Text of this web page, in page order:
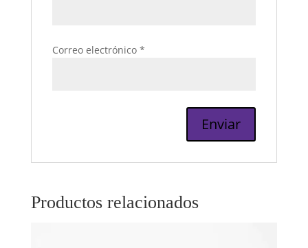
Correo electrónico *
Productos relacionados